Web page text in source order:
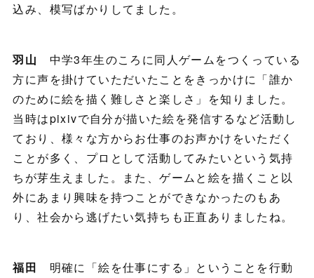
込み、模写ばかりしてました。
羽山 中学3年生のころに同人ゲームをつくっている
方に声を掛けていただいたことをきっかけに「誰か
のために絵を描く難しさと楽しさ」を知りました。
当時はpixivで自分が描いた絵を発信するなど活動し
ており、様々な方からお仕事のお声かけをいただく
ことが多く、プロとして活動してみたいという気持
ちが芽生えました。また、ゲームと絵を描くこと以
外にあまり興味を持つことができなかったのもあ
り、社会から逃げたい気持ちも正直ありましたね。
福田 明確に「絵を仕事にする」ということを行動